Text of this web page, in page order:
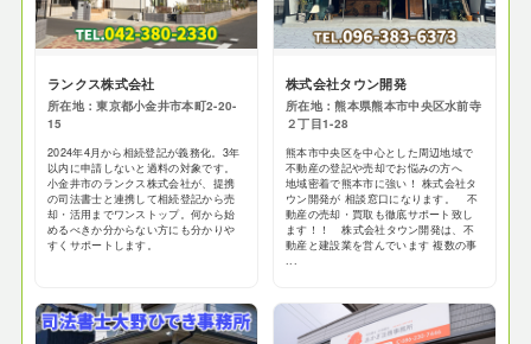
ランクス株式会社
所在地：東京都小金井市本町2-20-
15
2024年4月から相続登記が義務化。3年
以内に申請しないと過料の対象です。
小金井市のランクス株式会社が、提携
の司法書士と連携して相続登記から売
却・活用までワンストップ。何から始
めるべきか分からない方にも分かりや
すくサポートします。
株式会社タウン開発
所在地：熊本県熊本市中央区水前寺
２丁目1-28
熊本市中央区を中心とした周辺地域で
不動産の登記や売却でお悩みの方へ
地域密着で熊本市に強い！ 株式会社タ
ウン開発が 相談窓口になります。 不
動産の売却・買取も徹底サポート致し
ます！！ 株式会社タウン開発は、不
動産と建設業を営んでいます 複数の事
...